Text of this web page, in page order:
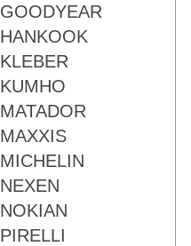
GOODYEAR
HANKOOK
KLEBER
KUMHO
MATADOR
MAXXIS
MICHELIN
NEXEN
NOKIAN
PIRELLI